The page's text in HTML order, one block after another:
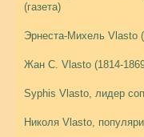
(газета)
Эрнеста-Михель Vlasto
Жан С. Vlasto (1814-
Syphis Vlasto, лидер
Николя Vlasto,